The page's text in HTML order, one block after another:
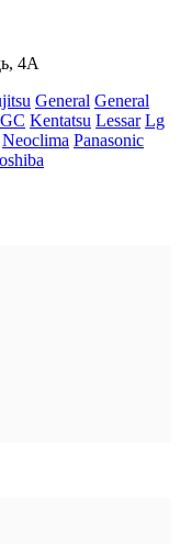
4А
General General
Kentatsu Lessar Lg
Neoclima Panasonic